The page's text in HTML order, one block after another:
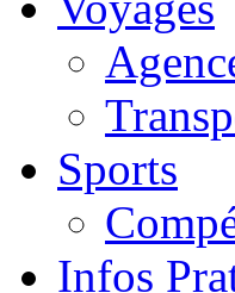
Sports
Infos